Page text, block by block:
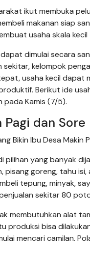
ikut membuka
makanan siap
usaha skala
dimulai secara
kelompok
usaha kecil dapat
Berikut ide
pada Kamis (7/5).
Pagi dan Sore
Bikin Ibu Desa
pilihan yang banyak
pisang goreng, tahu
tepung, minyak,
sekitar 80
membutuhkan alat
produksi bisa
mencari camilan.